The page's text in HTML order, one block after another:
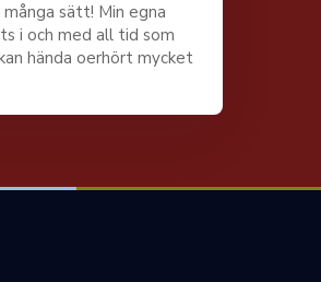
sätt! Min egna
i och med all tid som
hända oerhört mycket